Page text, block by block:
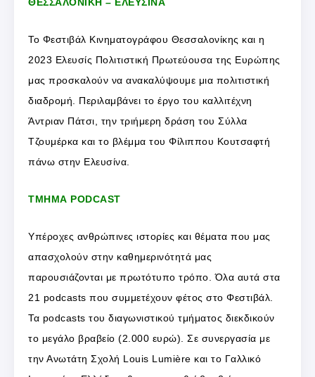
To Φεστιβάλ Κινηματογράφου Θεσσαλονίκης και η
2023 Ελευσίς Πολιτιστική Πρωτεύουσα της Ευρώπης
μας προσκαλούν να ανακαλύψουμε μια πολιτιστική
διαδρομή. Περιλαμβάνει το έργο του καλλιτέχνη
Άντριαν Πάτσι, την τριήμερη δράση του Σύλλα
Τζουμέρκα και το βλέμμα του Φίλιππου Κουτσαφτή
πάνω στην Ελευσίνα.
ΤΜΗΜΑ PODCAST
Υπέροχες ανθρώπινες ιστορίες και θέματα που μας
απασχολούν στην καθημερινότητά μας
παρουσιάζονται με πρωτότυπο τρόπο. Όλα αυτά στα
21 podcasts που συμμετέχουν φέτος στο Φεστιβάλ.
Τα podcasts του διαγωνιστικού τμήματος διεκδικούν
το μεγάλο βραβείο (2.000 ευρώ). Σε συνεργασία με
την Ανωτάτη Σχολή Louis Lumière και το Γαλλικό